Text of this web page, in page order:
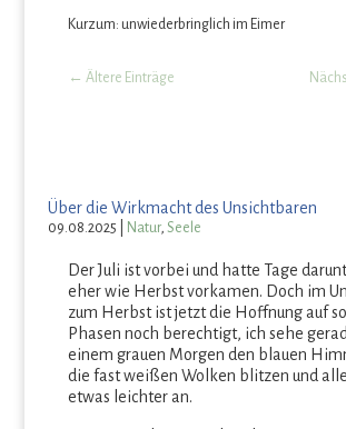
Kurzum: unwiederbringlich im Eimer
← Ältere Einträge
Über die Wirkmacht des Unsichtbaren
09.08.2025 Natur, Seele
Der Juli ist vorbei und hatte Tage
eher wie Herbst vorkamen. Doch im
zum Herbst ist jetzt die Hoffnung auf
Phasen noch berechtigt, ich sehe
einem grauen Morgen den blauen
die fast weißen Wolken blitzen und
etwas leichter an.